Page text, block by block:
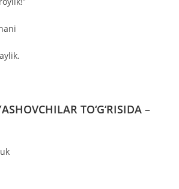
TO‘G‘RISIDA –